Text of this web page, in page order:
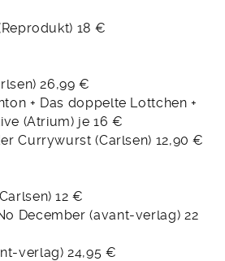
18 €
26,99 €
+ Das doppelte Lottchen +
(Atrium) je 16 €
Currywurst (Carlsen) 12,90 €
12 €
December (avant-verlag) 22
verlag) 24,95 €